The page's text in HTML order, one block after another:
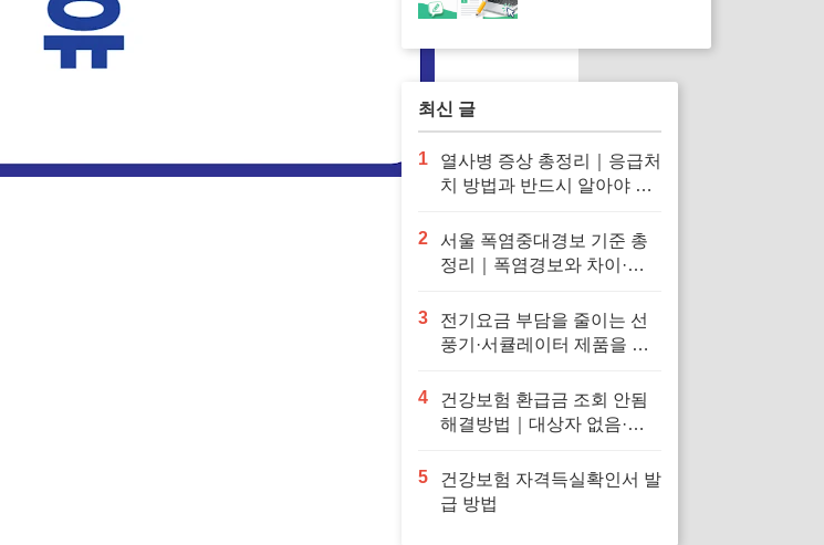
최신 글
1
열사병 증상 총정리｜응급처
치 방법과 반드시 알아야 할
2
서울 폭염중대경보 기준 총
정리｜폭염경보와 차이·행
3
전기요금 부담을 줄이는 선
풍기·서큘레이터 제품을 확
4
건강보험 환급금 조회 안됨
해결방법｜대상자 없음·신
5
건강보험 자격득실확인서 발
급 방법